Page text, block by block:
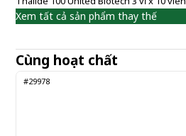
Xem tất cả sản phẩm thay thế
Cùng hoạt chất
#29978